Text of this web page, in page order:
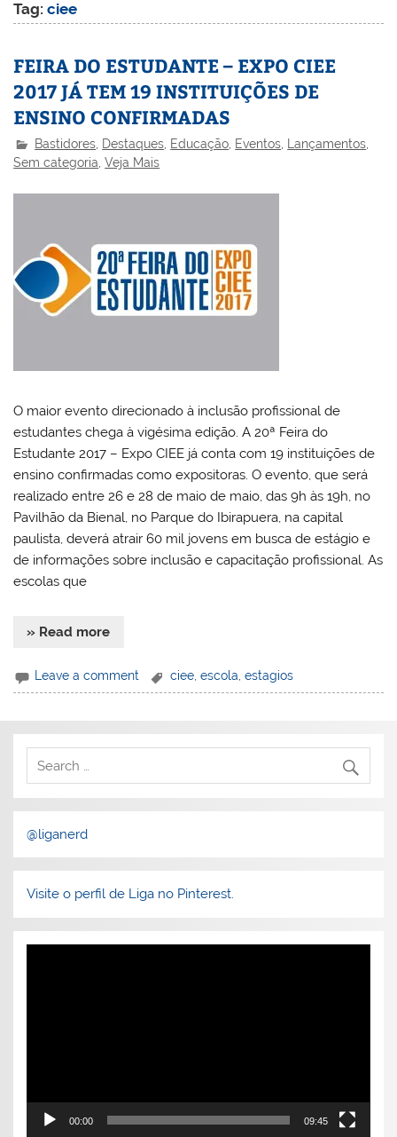
Tag:ciee
FEIRA DO ESTUDANTE – EXPO CIEE
2017 JÁ TEM 19 INSTITUIÇÕES DE
ENSINO CONFIRMADAS
Bastidores Destaques Educação Eventos Lançamentos
Sem categoria,Veja Mais
O maior evento direcionado à inclusão profissional de
estudantes chega à vigésima edição. A 20ª Feira do
Estudante 2017 – Expo CIEE já conta com 19 instituições de
ensino confirmadas como expositoras. O evento, que será
realizado entre 26 e 28 de maio de maio, das 9h às 19h, no
Pavilhão da Bienal, no Parque do Ibirapuera, na capital
paulista, deverá atrair 60 mil jovens em busca de estágio e
de informações sobre inclusão e capacitação profissional. As
escolas que
» Read more
Leave a comment ciee,escola,estagios
@liganerd
Visite o perfil de Liga no Pinterest.
Tocador
00:00 09:45